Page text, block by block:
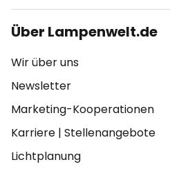
Über Lampenwelt.de
Wir über uns
Newsletter
Marketing-Kooperationen
Karriere | Stellenangebote
Lichtplanung